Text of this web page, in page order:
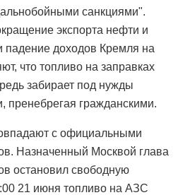
санкциями".
экспорта нефти и
падение доходов Кремля на
что топливо на заправках
забирает под нужды
пренебрегая гражданскими.
с официальными
Назначенный Москвой глава
остановил свободную
21 июня топливо на АЗС